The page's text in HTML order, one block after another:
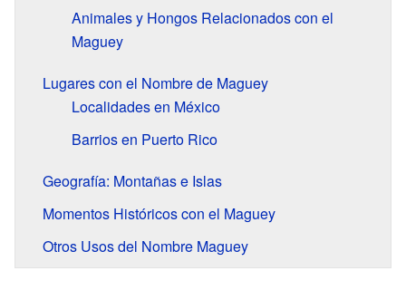
Animales y Hongos Relacionados con el
Maguey
Lugares con el Nombre de Maguey
Localidades en México
Barrios en Puerto Rico
Geografía: Montañas e Islas
Momentos Históricos con el Maguey
Otros Usos del Nombre Maguey